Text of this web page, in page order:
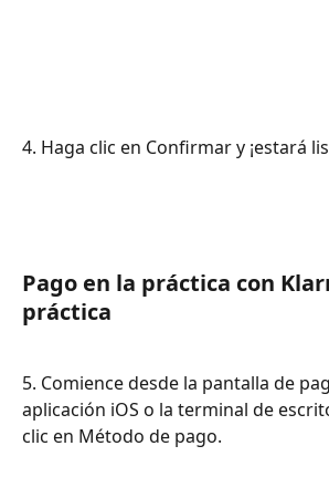
4. Haga clic en Confirmar y ¡estará
Pago en la práctica con
práctica
5. Comience desde la pantalla de
aplicación iOS o la terminal de
clic en Método de pago.